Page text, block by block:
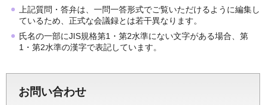
上記質問・答弁は、一問一答形式でご覧いただけるように編集し
ているため、正式な会議録とは若干異なります。
氏名の一部にJIS規格第1・第2水準にない文字がある場合、第
1・第2水準の漢字で表記しています。
お問い合わせ